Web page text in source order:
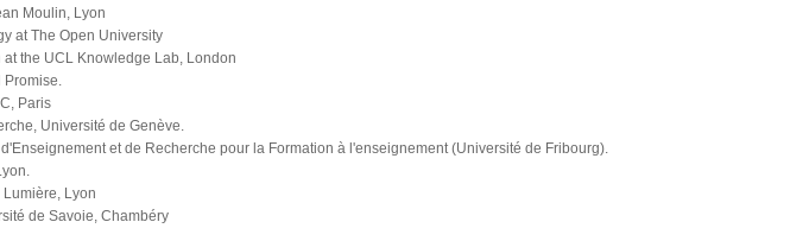
Moulin, Lyon
at The Open University
the UCL Knowledge Lab, London
Promise.
Paris
Université de Genève.
et de Recherche pour la Formation à l'enseignement (Université de Fribourg).
Lyon
de Savoie, Chambéry